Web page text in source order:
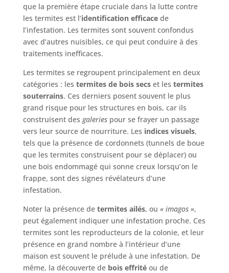
que la première étape cruciale dans la lutte contre
les termites est l’identification efficacede
l’infestation. Les termites sont souvent confondus
avec d’autres nuisibles, ce qui peut conduire à des
traitements inefficaces.
Les termites se regroupent principalement en deux
catégories : les termites de bois secset les termites
souterrains. Ces derniers posent souvent le plus
grand risque pour les structures en bois, car ils
construisent des galeriespour se frayer un passage
vers leur source de nourriture. Les indices visuels,
tels que la présence de cordonnets (tunnels de boue
que les termites construisent pour se déplacer) ou
une bois endommagé qui sonne creux lorsqu’on le
frappe, sont des signes révélateurs d’une
infestation.
Noter la présence de termites ailés, ou « imagos »,
peut également indiquer une infestation proche. Ces
termites sont les reproducteurs de la colonie, et leur
présence en grand nombre à l’intérieur d’une
maison est souvent le prélude à une infestation. De
même, la découverte de bois effritéou de